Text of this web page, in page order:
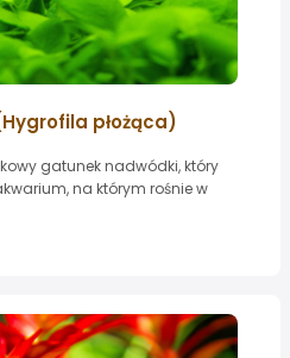
płożąca)
gatunek nadwódki, który
na którym rośnie w